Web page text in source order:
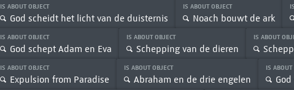
IS ABOUT OBJECT
God scheidt het licht van de duisternis
IS ABOUT OBJECT
Noach bouwt de ark
IS ABOUT OBJECT
God schept Adam en Eva
IS ABOUT OBJECT
Schepping van de dieren
IS ABOUT
IS ABOUT OBJECT
Expulsion from Paradise
IS ABOUT OBJECT
Abraham en de drie engelen
IS ABOUT